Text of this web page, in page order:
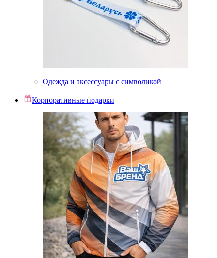
Одежда и аксессуары с символикой
Корпоративные подарки